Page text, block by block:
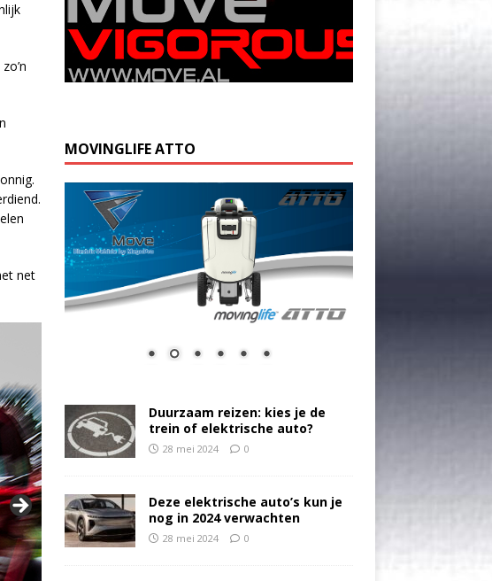
net
MOVINGLIFE ATTO
Duurzaam reizen: kies je de
trein of elektrische auto?
28 mei 2024 0
Deze elektrische auto’s kun je
nog in 2024 verwachten
28 mei 2024 0